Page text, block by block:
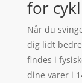
for
Når du
dig lidt
findes i
dine varer i